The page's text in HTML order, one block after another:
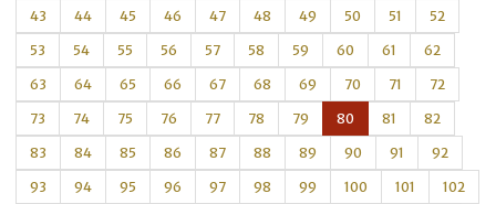
43 44 45 46 47 48 49 50 51 52
53 54 55 56 57 58 59 60 61 62
63 64 65 66 67 68 69 70 71 72
73 74 75 76 77 78 79 80 81 82
83 84 85 86 87 88 89 90 91 92
93 94 95 96 97 98 99 100 101 102